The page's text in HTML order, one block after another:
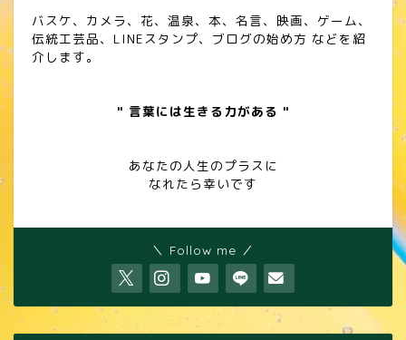
バスケ、カメラ、花、温泉、本、名言、映画、ゲーム、
伝統工芸品、LINEスタンプ、ブログの始め方 などを紹
介します。
" 言葉には生きる力がある "
あなたの人生のプラスに
なれたら幸いです
＼ Follow me ／